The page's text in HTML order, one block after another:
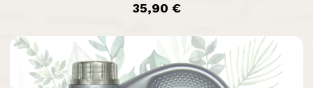
prix
35,90 €